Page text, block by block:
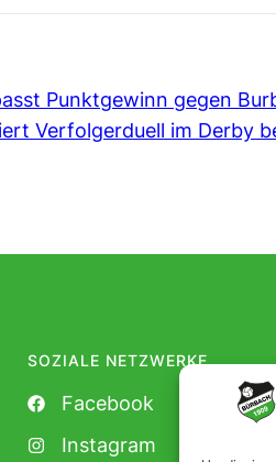
Punktgewinn gegen
Verfolgerduell im Derby
SOZIALE NETZWERKE
Facebook
Instagram